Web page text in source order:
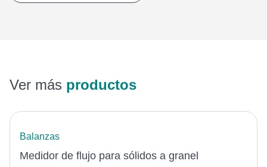
Ver más productos
Balanzas
Medidor de flujo para sólidos a granel